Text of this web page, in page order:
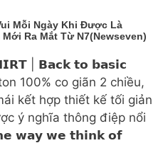
Mỗi Ngày Khi Được Là
Ra Mắt Từ N7(Newseven)
| 𝗕𝗮𝗰𝗸 𝘁𝗼 𝗯𝗮𝘀𝗶𝗰
100% co giãn 2 chiều,
kết hợp thiết kế tối giản
ý nghĩa thông điệp nổi
𝘄𝗮𝘆 𝘄𝗲 𝘁𝗵𝗶𝗻𝗸 𝗼𝗳